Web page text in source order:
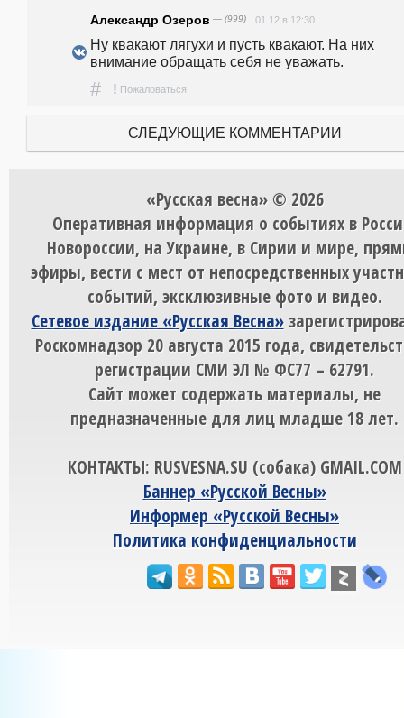
Александр Озеров — (999) 01.12 в 12:30
Ну квакают лягухи и пусть квакают. На них
внимание обращать себя не уважать.
# ! Пожаловаться
СЛЕДУЮЩИЕ КОММЕНТАРИИ
«Русская весна» © 2026
Оперативная информация о событиях в
Новороссии, на Украине, в Сирии и мире,
эфиры, вести с мест от непосредственных
событий, эксклюзивные фото и видео.
Сетевое издание «Русская Весна»
Роскомнадзор 20 августа 2015 года,
регистрации СМИ ЭЛ № ФС77 – 62791.
Сайт может содержать материалы, не
предназначенные для лиц младше 18 лет.
КОНТАКТЫ: RUSVESNA.SU (собака) GMAIL.COM
Баннер «Русской Весны»
Информер «Русской Весны»
Политика конфиденциальности